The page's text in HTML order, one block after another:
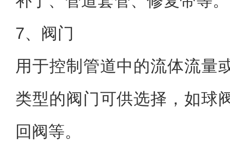
7、阀门
用于控制管道中的流体流量
类型的阀门可供选择，如球
回阀等。